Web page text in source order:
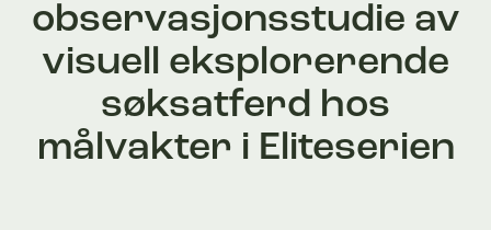
observasjonsstudie av
visuell eksplorerende
søksatferd hos
målvakter i Eliteserien